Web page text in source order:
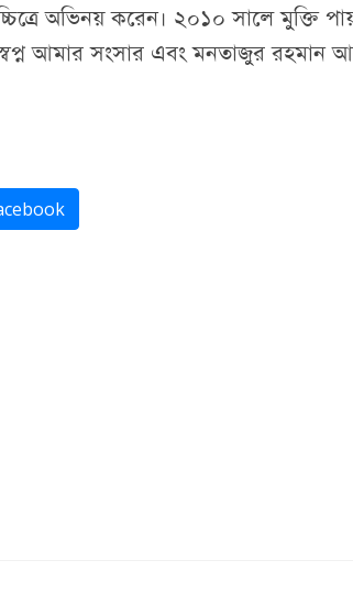
অভিনয় করেন। ২০১০ সালে মুক্তি
আমার সংসার এবং মনতাজুর রহমান